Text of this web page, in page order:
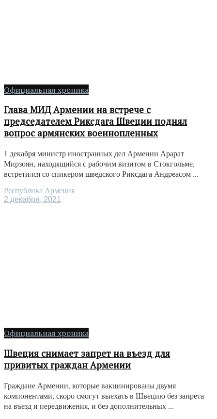
Официальная хроника
Глава МИД Армении на встрече с
председателем Риксдага Швеции поднял
вопрос армянских военнопленных
1 декабря министр иностранных дел Армении Арарат
Мирзоян, находящийся с рабочим визитом в Стокгольме,
встретился со спикером шведского Риксдага Андреасом ...
Республика Армения
2 декабря, 2021
Официальная хроника
Швеция снимает запрет на въезд для
привитых граждан Армении
Граждане Армении, которые вакцинированы двумя
компонентами, скоро смогут выехать в Швецию без запрета
на въезд и передвижения, и без дополнительных ...